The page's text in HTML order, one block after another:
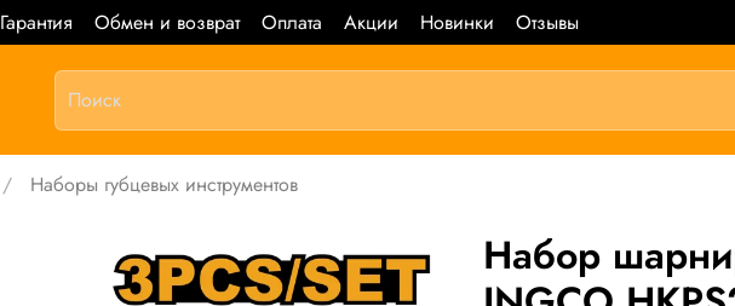
Гарантия Обмен и возврат Оплата Акции Новинки Отзывы
Наборы губцевых инструментов
Набор